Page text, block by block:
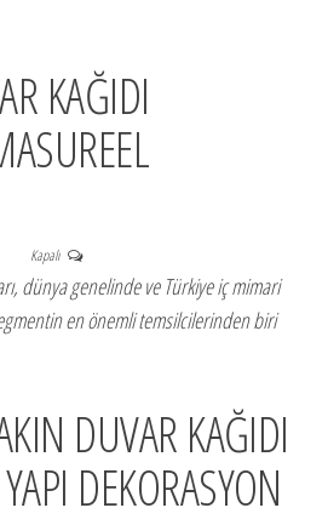
KAĞIDI
Kapalı
dünya genelinde ve Türkiye iç mimari
en önemli temsilcilerinden biri
DUVAR KAĞIDI
DEKORASYON